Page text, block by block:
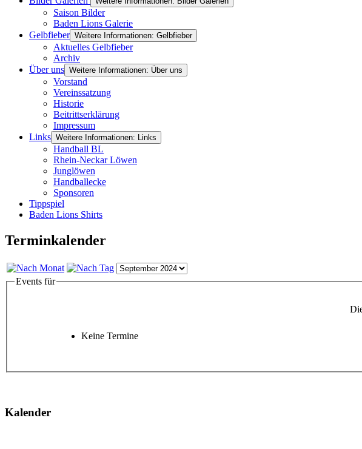
Saison Bilder
Baden Lions Galerie
Gelbfieber Weitere Informationen: Gelbfieber
Aktuelles Gelbfieber
Archiv
Über uns Weitere Informationen: Über uns
Vorstand
Vereinssatzung
Historie
Beitrittserklärung
Impressum
Links Weitere Informationen: Links
Handball BL
Rhein-Neckar Löwen
Junglöwen
Handballecke
Sponsoren
Tippspiel
Baden Lions Shirts
Terminkalender
Events für
Keine Termine
Kalender